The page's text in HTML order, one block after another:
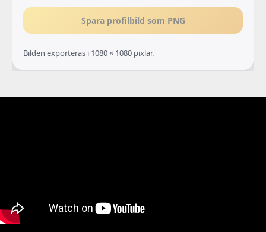
Spara profilbild som PNG
Bilden exporteras i 1080 × 1080 pixlar.